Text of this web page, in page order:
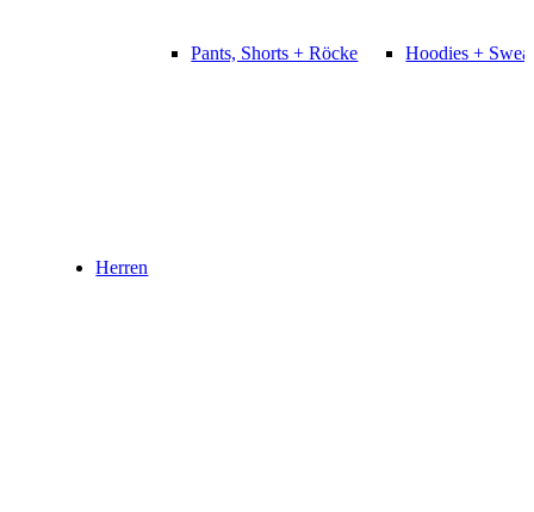
Pants, Shorts + Röcke Hoodies +
Herren